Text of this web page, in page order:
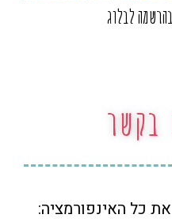
לבלוג
בקשר
כל האינפורמציה: